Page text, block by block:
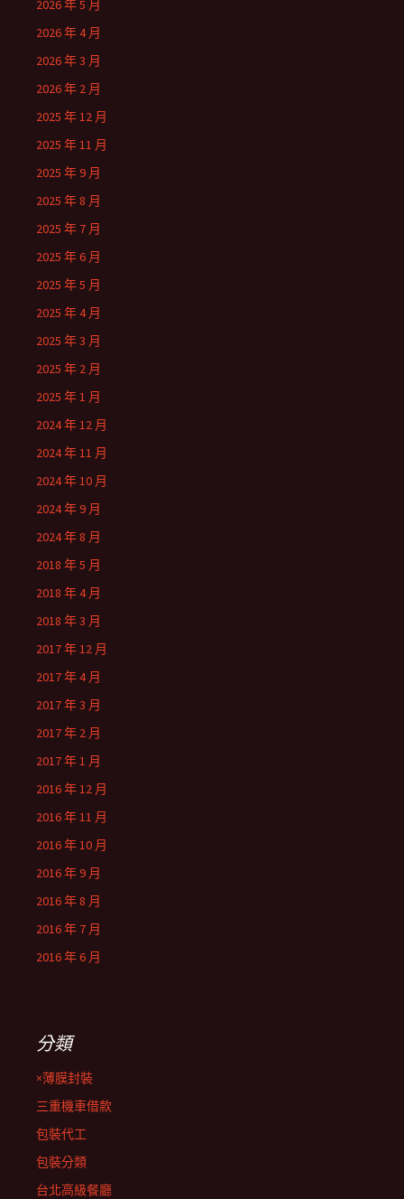
2026 年 5 月
2026 年 4 月
2026 年 3 月
2026 年 2 月
2025 年 12 月
2025 年 11 月
2025 年 9 月
2025 年 8 月
2025 年 7 月
2025 年 6 月
2025 年 5 月
2025 年 4 月
2025 年 3 月
2025 年 2 月
2025 年 1 月
2024 年 12 月
2024 年 11 月
2024 年 10 月
2024 年 9 月
2024 年 8 月
2018 年 5 月
2018 年 4 月
2018 年 3 月
2017 年 12 月
2017 年 4 月
2017 年 3 月
2017 年 2 月
2017 年 1 月
2016 年 12 月
2016 年 11 月
2016 年 10 月
2016 年 9 月
2016 年 8 月
2016 年 7 月
2016 年 6 月
分類
×薄膜封裝
三重機車借款
包裝代工
包裝分類
台北高級餐廳